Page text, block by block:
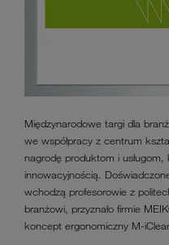
Międzynarodowe targi dla
we współpracy z centrum
nagrodę produktom i
innowacyjnością.
wchodzą profesorowie z
branżowi, przyznało firmie
koncept ergonomiczny M-